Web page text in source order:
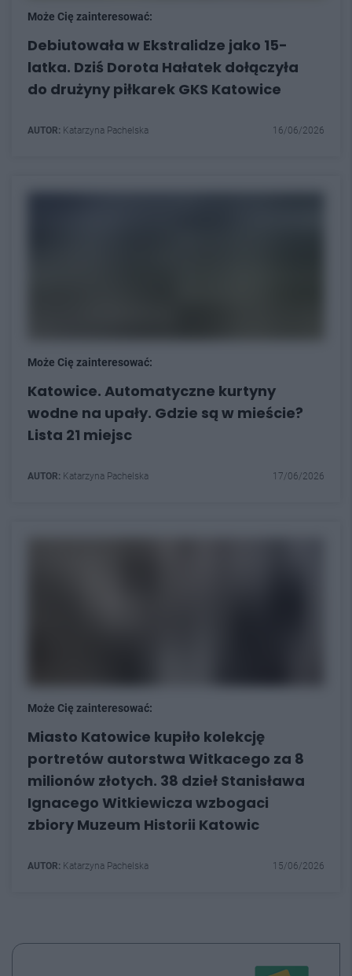
Może Cię zainteresować:
Debiutowała w Ekstralidze jako 15-
latka. Dziś Dorota Hałatek dołączyła
do drużyny piłkarek GKS Katowice
AUTOR: Katarzyna Pachelska 16/06/2026
Może Cię zainteresować:
Katowice. Automatyczne kurtyny
wodne na upały. Gdzie są w mieście?
Lista 21 miejsc
AUTOR: Katarzyna Pachelska 17/06/2026
Może Cię zainteresować:
Miasto Katowice kupiło kolekcję
portretów autorstwa Witkacego za 8
milionów złotych. 38 dzieł Stanisława
Ignacego Witkiewicza wzbogaci
zbiory Muzeum Historii Katowic
AUTOR: Katarzyna Pachelska 15/06/2026